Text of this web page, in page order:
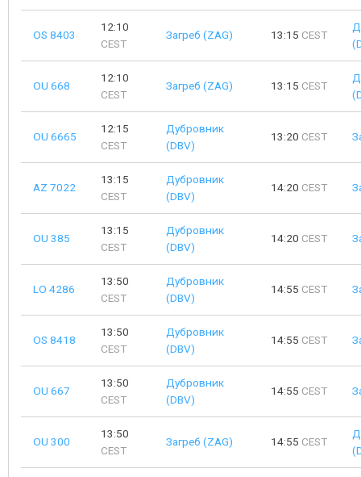
OS 8403
12:10
CEST
Загреб (ZAG) 13:15 CEST
OU 668
12:10
CEST
Загреб (ZAG) 13:15 CEST
OU 6665
12:15
CEST
Дубровник
(DBV)
13:20 CEST
AZ 7022
13:15
CEST
Дубровник
(DBV)
14:20 CEST
OU 385
13:15
CEST
Дубровник
(DBV)
14:20 CEST
LO 4286
13:50
CEST
Дубровник
(DBV)
14:55 CEST
OS 8418
13:50
CEST
Дубровник
(DBV)
14:55 CEST
OU 667
13:50
CEST
Дубровник
(DBV)
14:55 CEST
OU 300
13:50
CEST
Загреб (ZAG) 14:55 CEST